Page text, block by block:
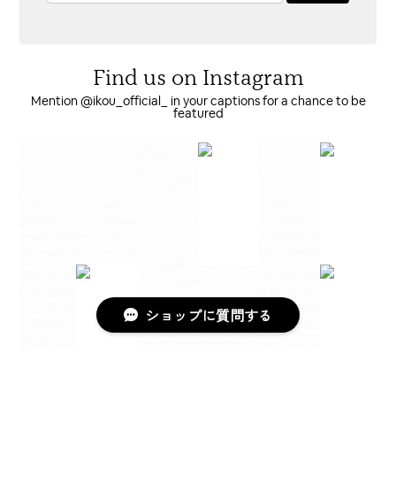
Find us on Instagram
Mention @ikou_official_ in your captions for a chance to be
featured
ショップに質問する